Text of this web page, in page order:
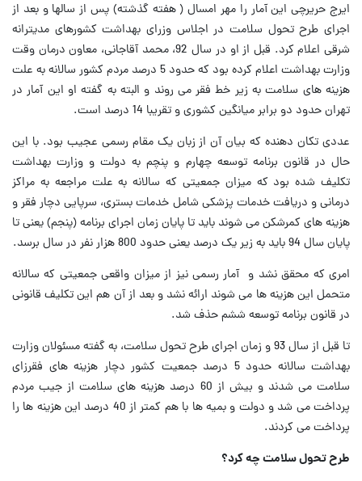
ایرج حریرچی این آمار را مهر امسال ( هفته گذشته) پس از سالها و بعد از
اجرای طرح تحول سلامت در اجلاس وزرای بهداشت کشورهای مدیترانه
شرقی اعلام کرد. قبل از او در سال 92، محمد آقاجانی، معاون درمان وقت
وزارت بهداشت اعلام کرده بود که حدود 5 درصد مردم کشور سالانه به علت
هزینه های سلامت به زیر خط فقر می روند و البته به گفته او این آمار در
تهران حدود دو برابر میانگین کشوری و تقریبا 14 درصد است.
عددی تکان دهنده که بیان آن از زبان یک مقام رسمی عجیب بود. با این
حال در قانون برنامه توسعه چهارم و پنچم به دولت و وزارت بهداشت
تکلیف شده بود که میزان جمعیتی که سالانه به علت مراجعه به مراکز
درمانی و دریافت خدمات پزشکی شامل خدمات بستری، سرپایی دچار فقر و
هزینه های کمرشکن می شوند باید تا پایان زمان اجرای برنامه (پنجم) یعنی تا
پایان سال 94 باید به زیر یک درصد یعنی حدود 800 هزار نفر در سال برسد.
امری که محقق نشد و آمار رسمی نیز از میزان واقعی جمعیتی که سالانه
متحمل این هزینه ها می شوند ارائه نشد و بعد از آن هم این تکلیف قانونی
در قانون برنامه توسعه ششم حذف شد.
تا قبل از سال 93 و زمان اجرای طرح تحول سلامت، به گفته مسئولان وزارت
بهداشت سالانه حدود 5 درصد جمعیت کشور دچار هزینه های فقرزای
سلامت می شدند و بیش از 60 درصد هزینه های سلامت از جیب مردم
پرداخت می شد و دولت و بمیه ها با هم کمتر از 40 درصد این هزینه ها را
پرداخت می کردند.
طرح تحول سلامت چه کرد؟